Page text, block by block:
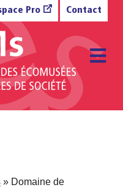
Pro Contact
» Domaine de